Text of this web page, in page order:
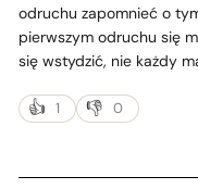
odruchu zapomnieć o
pierwszym odruchu się
się wstydzić, nie każdy
1 0